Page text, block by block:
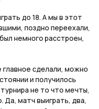
до 18. А мы в этот
поздно переехали,
немного расстроен,
сделали, можно
и получилось
не то что мечты,
матч выиграть, два,